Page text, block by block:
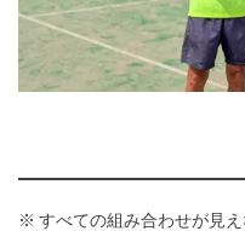
※ すべての組み合わせが見